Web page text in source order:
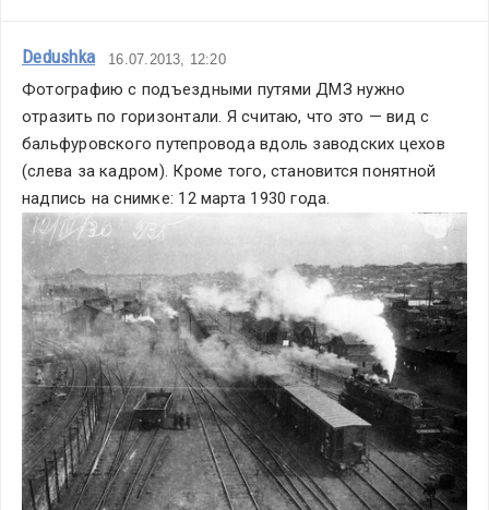
Dedushka 16.07.2013, 12:20
Фотографию с подъездными путями ДМЗ нужно
отразить по горизонтали. Я считаю, что это — вид с
бальфуровского путепровода вдоль заводских цехов
(слева за кадром). Кроме того, становится понятной
надпись на снимке: 12 марта 1930 года.